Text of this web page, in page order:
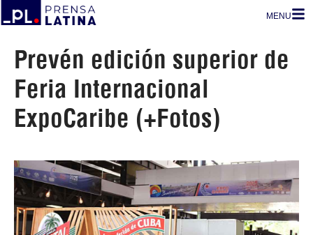
MENU
Prevén edición superior de
Feria Internacional
ExpoCaribe (+Fotos)